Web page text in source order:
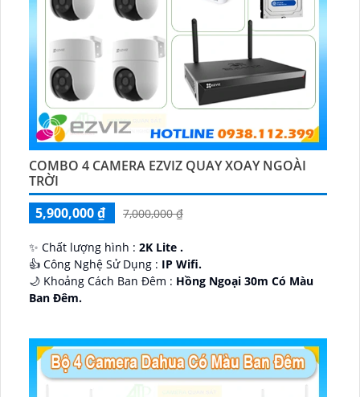
COMBO 4 CAMERA EZVIZ QUAY XOAY NGOÀI
TRỜI
5,900,000 ₫
7,000,000 ₫
✨ Chất lượng hình : 2K Lite .
👍 Công Nghệ Sử Dụng : IP Wifi.
🌙 Khoảng Cách Ban Đêm : Hồng Ngoại 30m Có Màu
Ban Ðêm.